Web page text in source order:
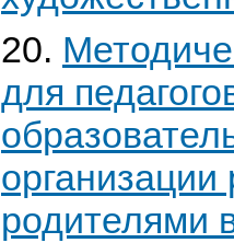
20.
для
организации
родителями